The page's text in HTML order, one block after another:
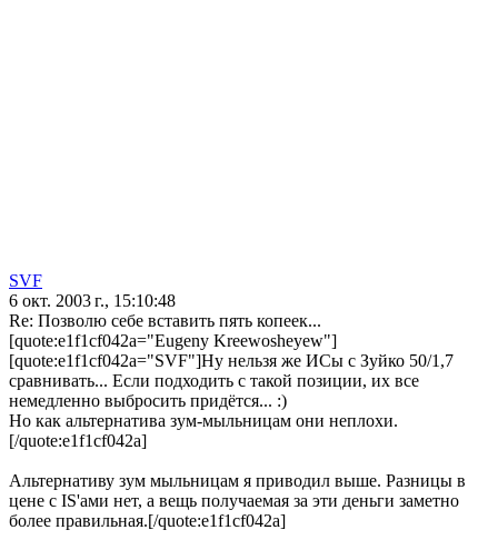
SVF
6 окт. 2003 г., 15:10:48
Re: Позволю себе вставить пять копеек...
[quote:e1f1cf042a="Eugeny Kreewosheyew"]
[quote:e1f1cf042a="SVF"]Ну нельзя же ИСы с Зуйко 50/1,7
сравнивать... Если подходить с такой позиции, их все
немедленно выбросить придётся... :)
Но как альтернатива зум-мыльницам они неплохи.
[/quote:e1f1cf042a]
Альтернативу зум мыльницам я приводил выше. Разницы в
цене с IS'ами нет, а вещь получаемая за эти деньги заметно
более правильная.[/quote:e1f1cf042a]